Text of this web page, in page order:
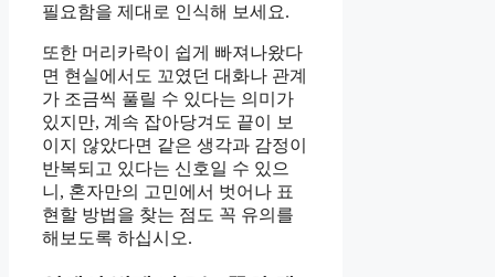
필요함을 제대로 인식해 보세요.
또한 머리카락이 쉽게 빠져나왔다
면 현실에서도 꼬였던 대화나 관계
가 조금씩 풀릴 수 있다는 의미가
있지만, 계속 잡아당겨도 끝이 보
이지 않았다면 같은 생각과 감정이
반복되고 있다는 신호일 수 있으
니, 혼자만의 고민에서 벗어나 표
현할 방법을 찾는 점도 꼭 유의를
해보도록 하십시오.